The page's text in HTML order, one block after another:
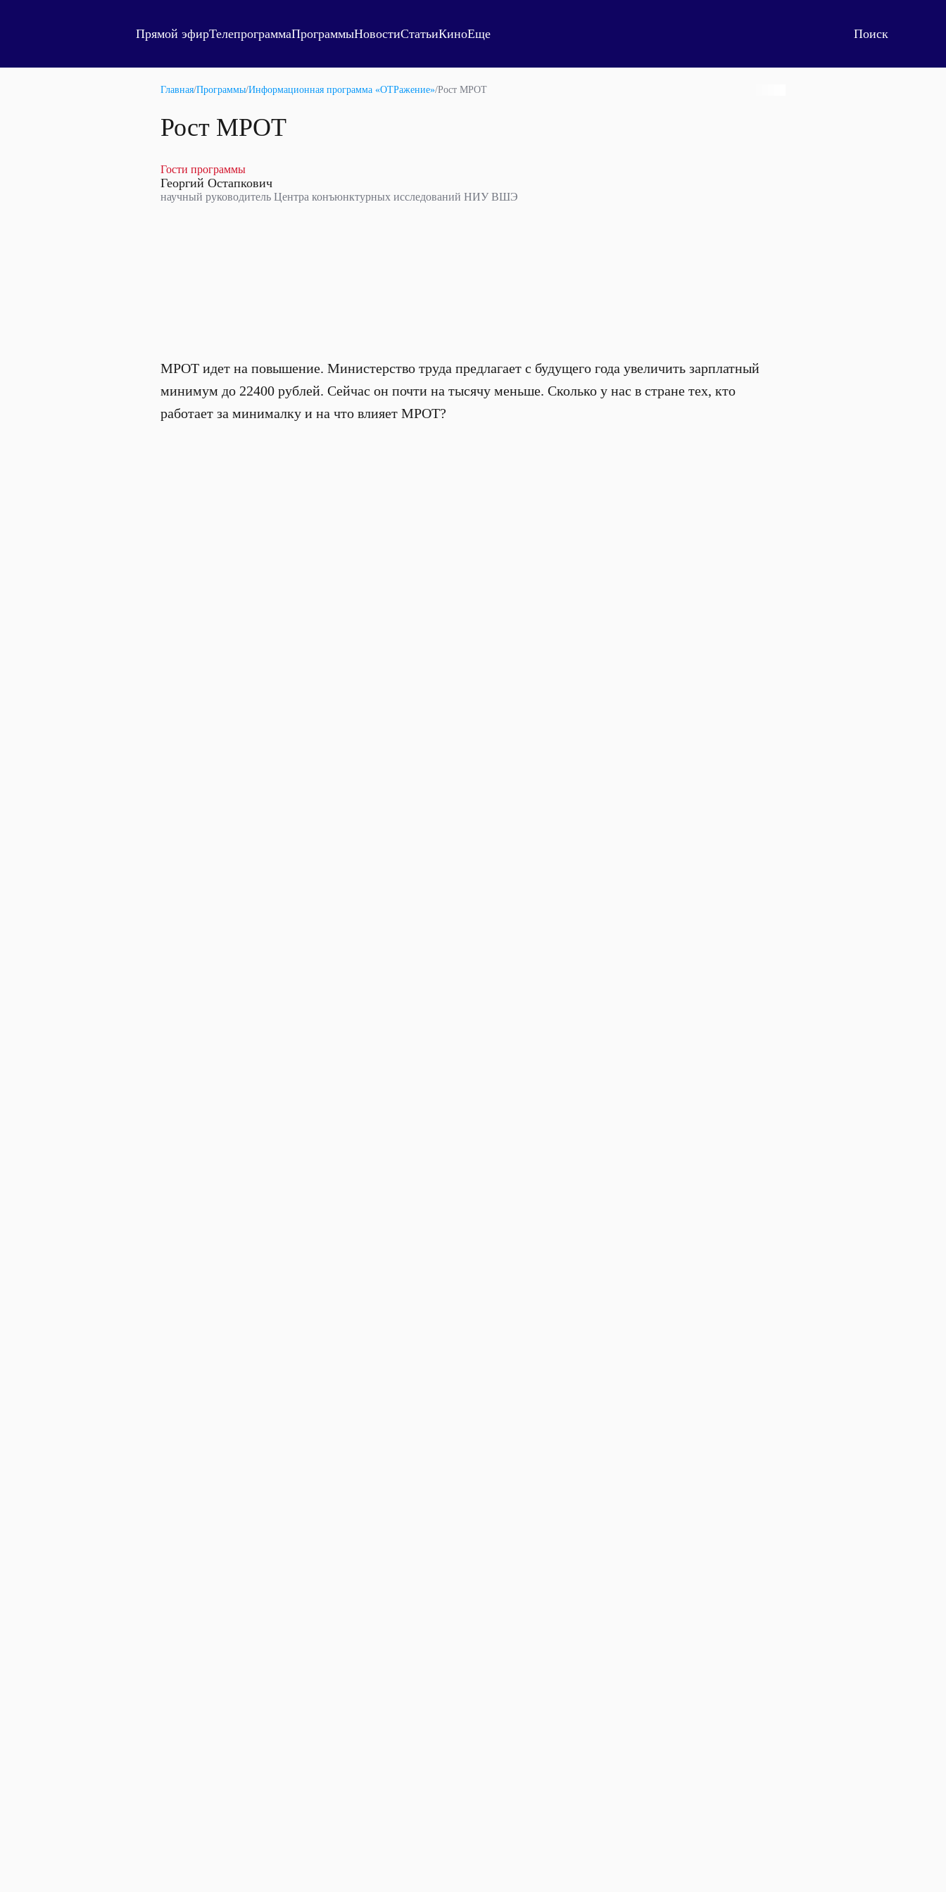
Прямой эфирТелепрограммаПрограммыНовостиСтатьиКиноЕще
Главная/Программы/Информационная программа «ОТРажение»/Рост МРОТ
Рост МРОТ
Гости программы
Георгий Остапкович
научный руководитель Центра конъюнктурных исследований НИУ ВШЭ
МРОТ идет на повышение. Министерство труда предлагает с будущего года увеличить зарплатный
минимум до 22400 рублей. Сейчас он почти на тысячу меньше. Сколько у нас в стране тех, кто
работает за минималку и на что влияет МРОТ?